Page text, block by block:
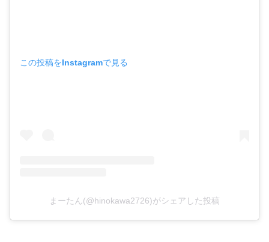
この投稿をInstagramで見る
まーたん(@hinokawa2726)がシェアした投稿